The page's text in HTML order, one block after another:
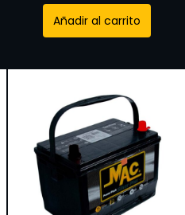
Añadir al carrito